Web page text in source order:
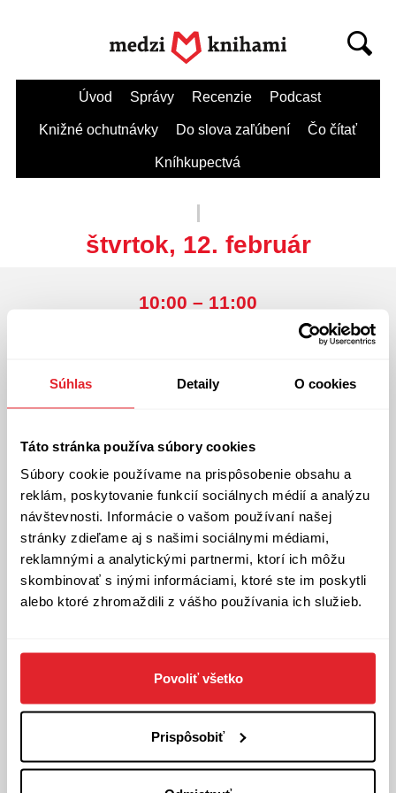
Súhlas Detaily O cookies
Táto stránka používa súbory cookies
Súbory cookie používame na prispôsobenie obsahu a
reklám, poskytovanie funkcií sociálnych médií a analýzu
návštevnosti. Informácie o vašom používaní našej
stránky zdieľame aj s našimi sociálnymi médiami,
reklamnými a analytickými partnermi, ktorí ich môžu
skombinovať s inými informáciami, ktoré ste im poskytli
alebo ktoré zhromaždili z vášho používania ich služieb.
Povoliť všetko
Prispôsobiť
Úvod Správy Recenzie Podcast
Knižné ochutnávky Do slova zaľúbení Čo čítať
Kníhkupectvá
štvrtok, 12. február
10:00 – 11:00
Deti v knižnej spleti:
Nejvíc nejlepší
veľká a vyberie sa s maminkou na nákupy. Všetko
chce chytiť, všetko chce ochutnať, všetkého veľa,
viac, viac.
Čo je najviac najlepšie na svete? Kniha o malej
netopierke Paskalíne, ktorá je už veľká a vyberie sa
s maminkou na nákupy. Všetko chce chytiť, všetko
chce ochutnať, všetkého veľa, viac, viac. Príďte,
bude aj hudba, bude aj vyrábanie. Tvorivé čítania s
aj najlepšie! Aspoň v tento deň
Pre deti od 2 rokov.
Vstupné: 5 eur/dieťa